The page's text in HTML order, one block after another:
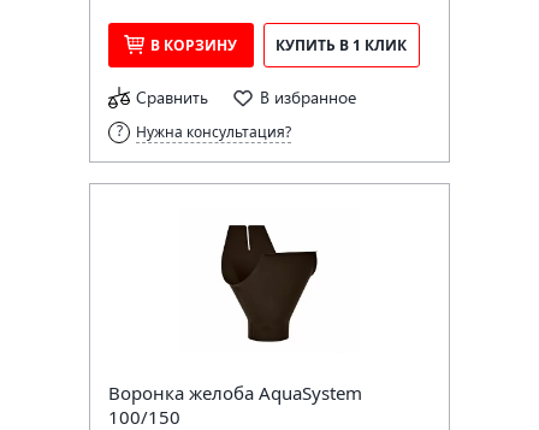
В КОРЗИНУ КУПИТЬ В 1 КЛИК
Сравнить В избранное
Нужна консультация?
Воронка желоба AquaSystem
100/150